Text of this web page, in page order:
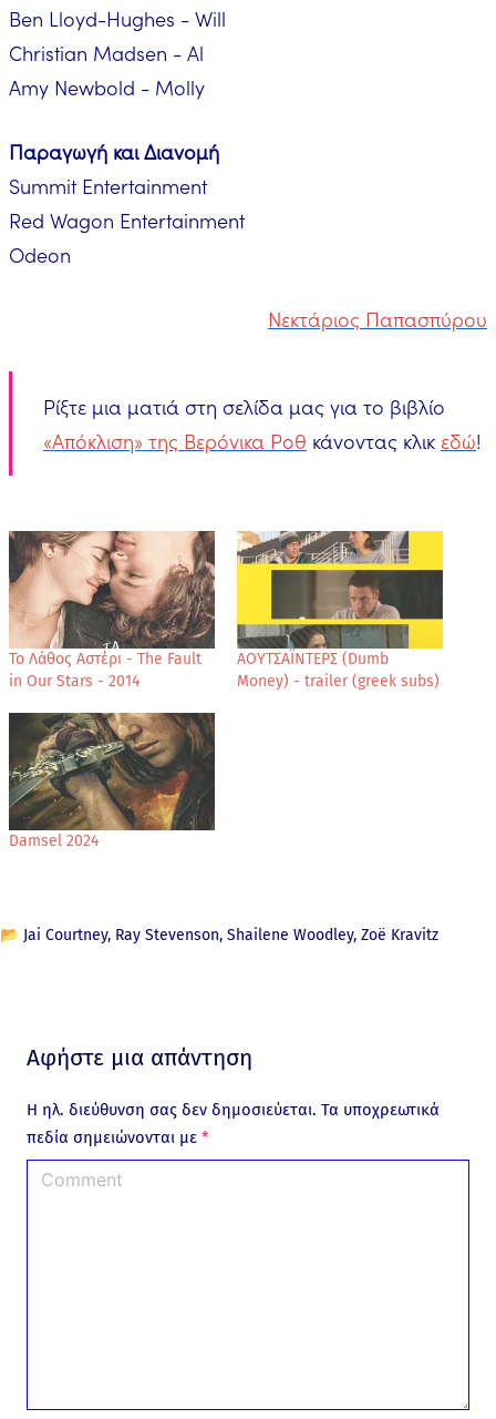
Ben Lloyd-Hughes - Will
Christian Madsen - Al
Amy Newbold - Molly
Παραγωγή και Διανομή
Summit Entertainment
Red Wagon Entertainment
Odeon
Νεκτάριος Παπασπύρου
Ρίξτε μια ματιά στη σελίδα μας για το βιβλίο
«Απόκλιση» της Βερόνικα Ροθ κάνοντας κλικ εδώ!
Το Λάθος Αστέρι - The Fault
in Our Stars - 2014
ΑΟΥΤΣΑΪΝΤΕΡΣ (Dumb
Money) - trailer (greek subs)
Damsel 2024
📂 Jai Courtney Ray Stevenson Shailene Woodley Zoë Kravitz
Αφήστε μια απάντηση
Η ηλ. διεύθυνση σας δεν δημοσιεύεται. Τα υποχρεωτικά
πεδία σημειώνονται με *